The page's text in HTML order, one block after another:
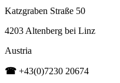
Katzgraben Straße 50
4203 Altenberg bei Linz
Austria
☎ +43(0)7230 20674